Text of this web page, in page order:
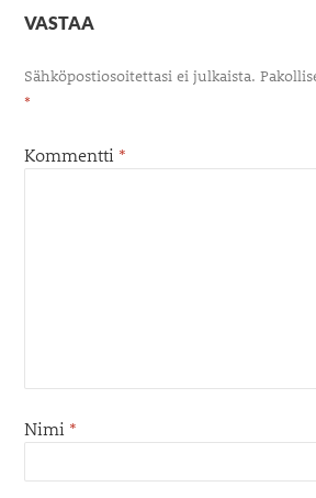
VASTAA
Sähköpostiosoitettasi ei julkaista.
*
Kommentti *
Nimi *